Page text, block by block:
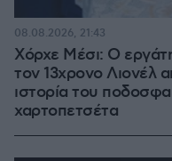
Χόρχε Μέσι: Ο
τον 13χρονο Λιονέλ
ιστορία του
χαρτοπετσέτα
08.08.2026, 21:43